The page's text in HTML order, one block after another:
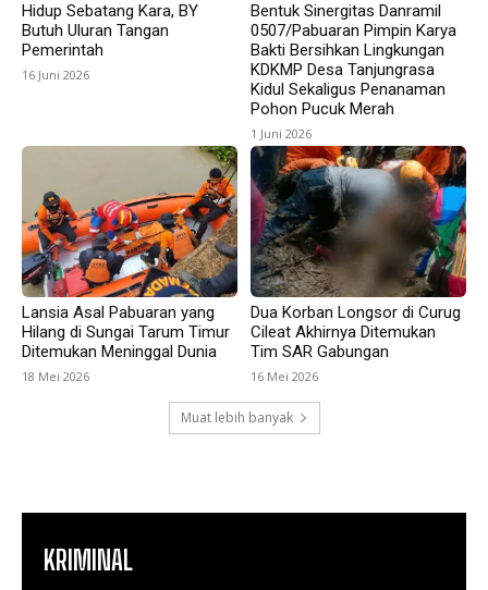
Hidup Sebatang Kara, BY
Butuh Uluran Tangan
Pemerintah
16 Juni 2026
Bentuk Sinergitas Danramil
0507/Pabuaran Pimpin Karya
Bakti Bersihkan Lingkungan
KDKMP Desa Tanjungrasa
Kidul Sekaligus Penanaman
Pohon Pucuk Merah
1 Juni 2026
Lansia Asal Pabuaran yang
Hilang di Sungai Tarum Timur
Ditemukan Meninggal Dunia
18 Mei 2026
Dua Korban Longsor di Curug
Cileat Akhirnya Ditemukan
Tim SAR Gabungan
16 Mei 2026
Muat lebih banyak
KRIMINAL